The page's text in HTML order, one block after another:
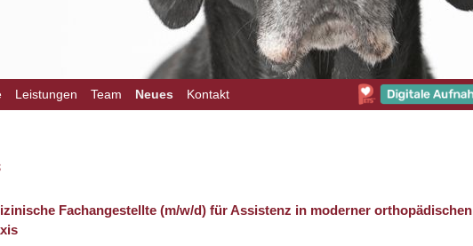
Leistungen Team Neues Kontakt
Fachangestellte (m/w/d) für Assistenz in moderner orthopädischen